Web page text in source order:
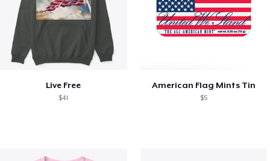
Live Free
$41
American Flag Mints Tin
$5